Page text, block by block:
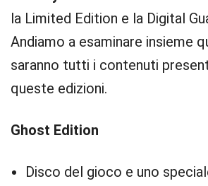
la Limited Edition e la Digital
Andiamo a esaminare insieme
saranno tutti i contenuti
queste edizioni.
Ghost Edition
Disco del gioco e uno